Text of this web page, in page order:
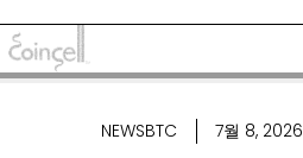
NEWSBTC 7월 8, 2026